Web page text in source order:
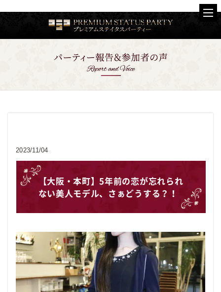
2023/11/04
【大阪・本町】5年前の恋が忘れられ
ない美人モデル、さぁどうする？！